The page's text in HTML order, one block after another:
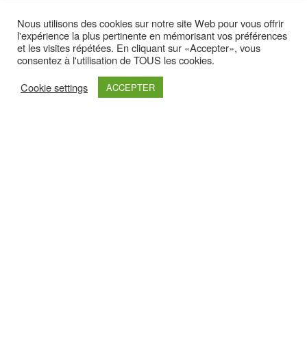
Nous utilisons des cookies sur notre site Web pour vous offrir
l'expérience la plus pertinente en mémorisant vos préférences
et les visites répétées. En cliquant sur «Accepter», vous
consentez à l'utilisation de TOUS les cookies.
Cookie settings
ACCEPTER